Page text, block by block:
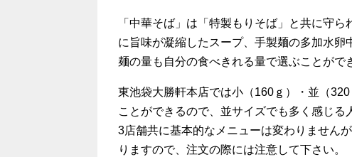
「中華そば」は「特製もりそば」と共に守
に旨味が凝縮したスープ、手製麺の多加水卵
麺の量も自分の食べきれる量で選ぶことがで
東池袋大勝軒本店では小（160ｇ）・並（
ことができるので、並サイズでも多く感じる
3店舗共に基本的なメニューは変わりません
りますので、注文の際には注意して下さい。